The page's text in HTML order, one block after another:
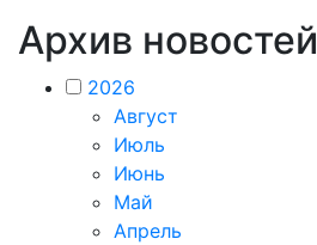
Архив новостей
2026
Август
Июль
Июнь
Май
Апрель